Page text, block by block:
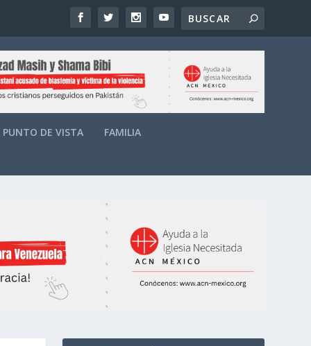
PUNTO DE VISTA FAMILIA